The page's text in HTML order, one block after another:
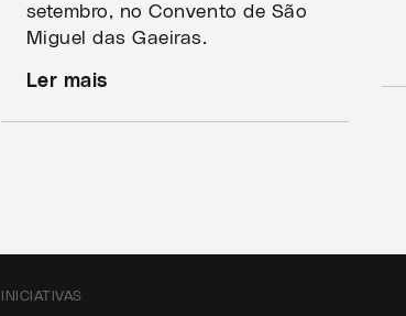
setembro, no Convento de São
Miguel das Gaeiras.
Ler mais
INICIATIVAS